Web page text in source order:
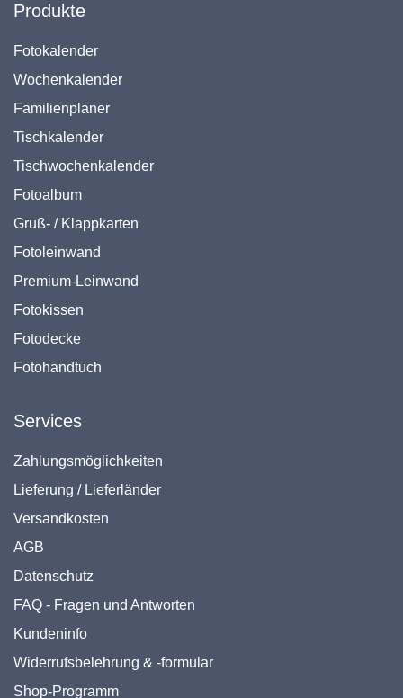
Produkte
Fotokalender
Wochenkalender
Familienplaner
Tischkalender
Tischwochenkalender
Fotoalbum
Gruß- / Klappkarten
Fotoleinwand
Premium-Leinwand
Fotokissen
Fotodecke
Fotohandtuch
Services
Zahlungsmöglichkeiten
Lieferung / Lieferländer
Versandkosten
AGB
Datenschutz
FAQ - Fragen und Antworten
Kundeninfo
Widerrufsbelehrung & -formular
Shop-Programm